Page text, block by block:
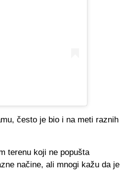
često je bio i na meti raznih
terenu koji ne popušta
načine, ali mnogi kažu da je